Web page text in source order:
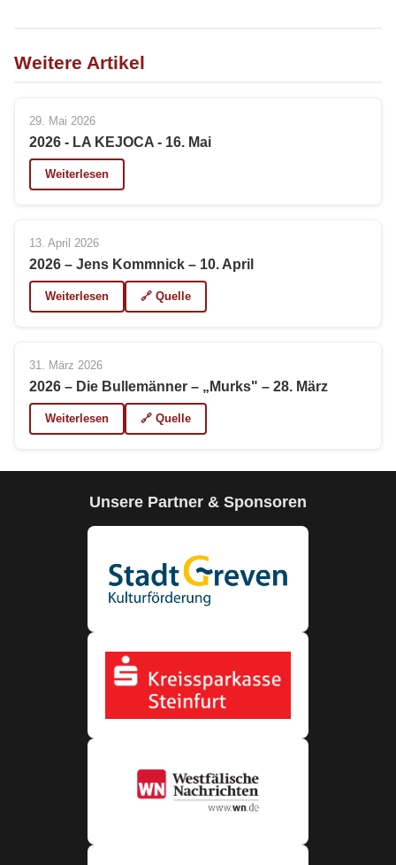
Weitere Artikel
29. Mai 2026
2026 - LA KEJOCA - 16. Mai
Weiterlesen
13. April 2026
2026 – Jens Kommnick – 10. April
Weiterlesen 🔗 Quelle
31. März 2026
2026 – Die Bullemänner – „Murks" – 28. März
Weiterlesen 🔗 Quelle
Unsere Partner & Sponsoren